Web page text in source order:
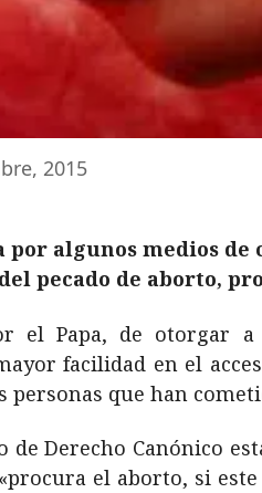
2015
algunos medios
pecado de aborto,
el Papa, de otorgar
facilidad en el
personas que han
Derecho Canónico
el aborto, si